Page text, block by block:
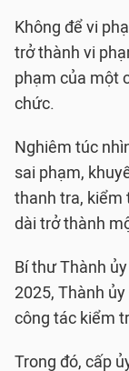
Không để vi
trở thành vi
phạm của một
chức.
Nghiêm túc
sai phạm,
thanh tra, kiểm
dài trở thành
Bí thư Thành
2025, Thành
công tác kiểm
Trong đó, cấp